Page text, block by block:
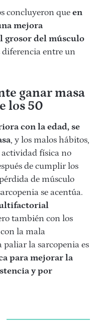
concluyeron que en
mejora
grosor del músculo
diferencia entre un
ganar masa
los 50
con la edad, se
, y los malos hábitos,
actividad física no
de cumplir los
de músculo
se acentúa.
también con los
la mala
la sarcopenia es
para mejorar la
y por